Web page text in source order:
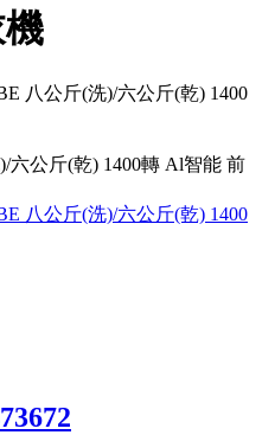
六公斤(乾) 1400轉 Al智能 前